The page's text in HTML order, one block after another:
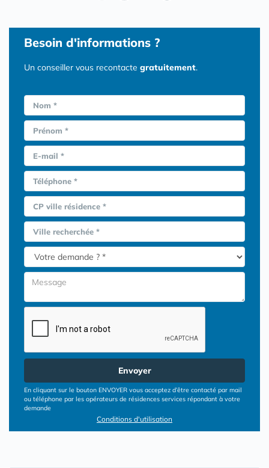
Besoin d'informations ?
Un conseiller vous recontacte gratuitement.
Nom *
Prénom *
E-mail *
Téléphone *
CP ville résidence *
Ville recherchée *
Envoyer
En cliquant sur le bouton ENVOYER vous acceptez d’être contacté par mail
ou téléphone par les opérateurs de résidences services répondant à votre
demande
Conditions d'utilisation